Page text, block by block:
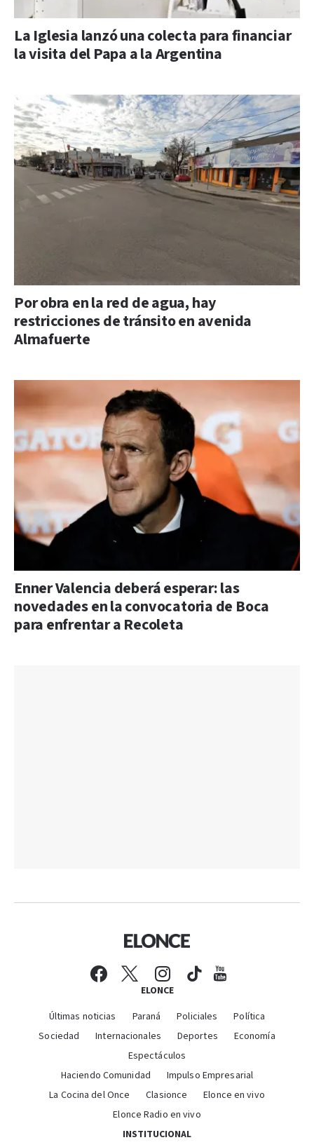
La Iglesia lanzó una colecta para financiar
la visita del Papa a la Argentina
Por obra en la red de agua, hay
restricciones de tránsito en avenida
Almafuerte
Enner Valencia deberá esperar: las
novedades en la convocatoria de Boca
para enfrentar a Recoleta
ELONCE
Últimas noticias Paraná Policiales
Política
Sociedad
Internacionales Deportes
Economía
Espectáculos
Haciendo Comunidad
Impulso Empresarial
La Cocina del Once
Clasionce
Elonce en vivo
Elonce Radio en vivo
INSTITUCIONAL